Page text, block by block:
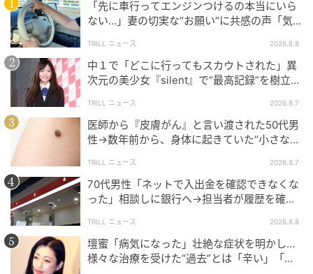
「先に車行ってエンジンつけるの本当にいら
ない…」妻の切実な“お願い”に共感の声「気
TRILL ニュース 2026.8.8
中１で「どこに行ってもスカウトされた」異
次元の美少女『silent』で“最高記録”を樹立し
TRILL ニュース 2026.8.7
医師から『皮膚がん』と言い渡された50代男
性→数年前から、身体に起きていた“小さな異
TRILL ニュース 2026.8.7
70代男性「ネットで入出金を確認できなくな
った」相談しに銀行へ→担当者が履歴を確認
TRILL ニュース 2026.8.8
壇蜜「病気になった」壮絶な症状を明かし…
様々な治療を受けた“過去”とは「辛い」「苦